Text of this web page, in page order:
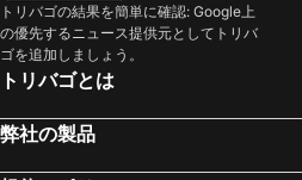
トリバゴの結果を簡単に確認: Google上
の優先するニュース提供元としてトリバ
ゴを追加しましょう。
トリバゴとは
弊社の製品